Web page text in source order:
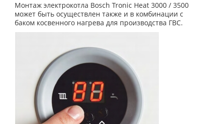
Монтаж электрокотла Bosch Tronic Heat 3000 / 3500
может быть осуществлен также и в комбинации с
баком косвенного нагрева для производства ГВС.